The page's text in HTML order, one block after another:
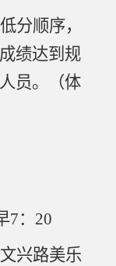
分顺序，
绩达到规
员。（体
7：20
兴路美乐